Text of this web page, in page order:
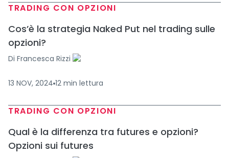
TRADING CON OPZIONI
Cos’è la strategia Naked Put nel trading sulle
opzioni?
Di Francesca Rizzi
13 NOV, 2024 12 min lettura
TRADING CON OPZIONI
Qual è la differenza tra futures e opzioni?
Opzioni sui futures